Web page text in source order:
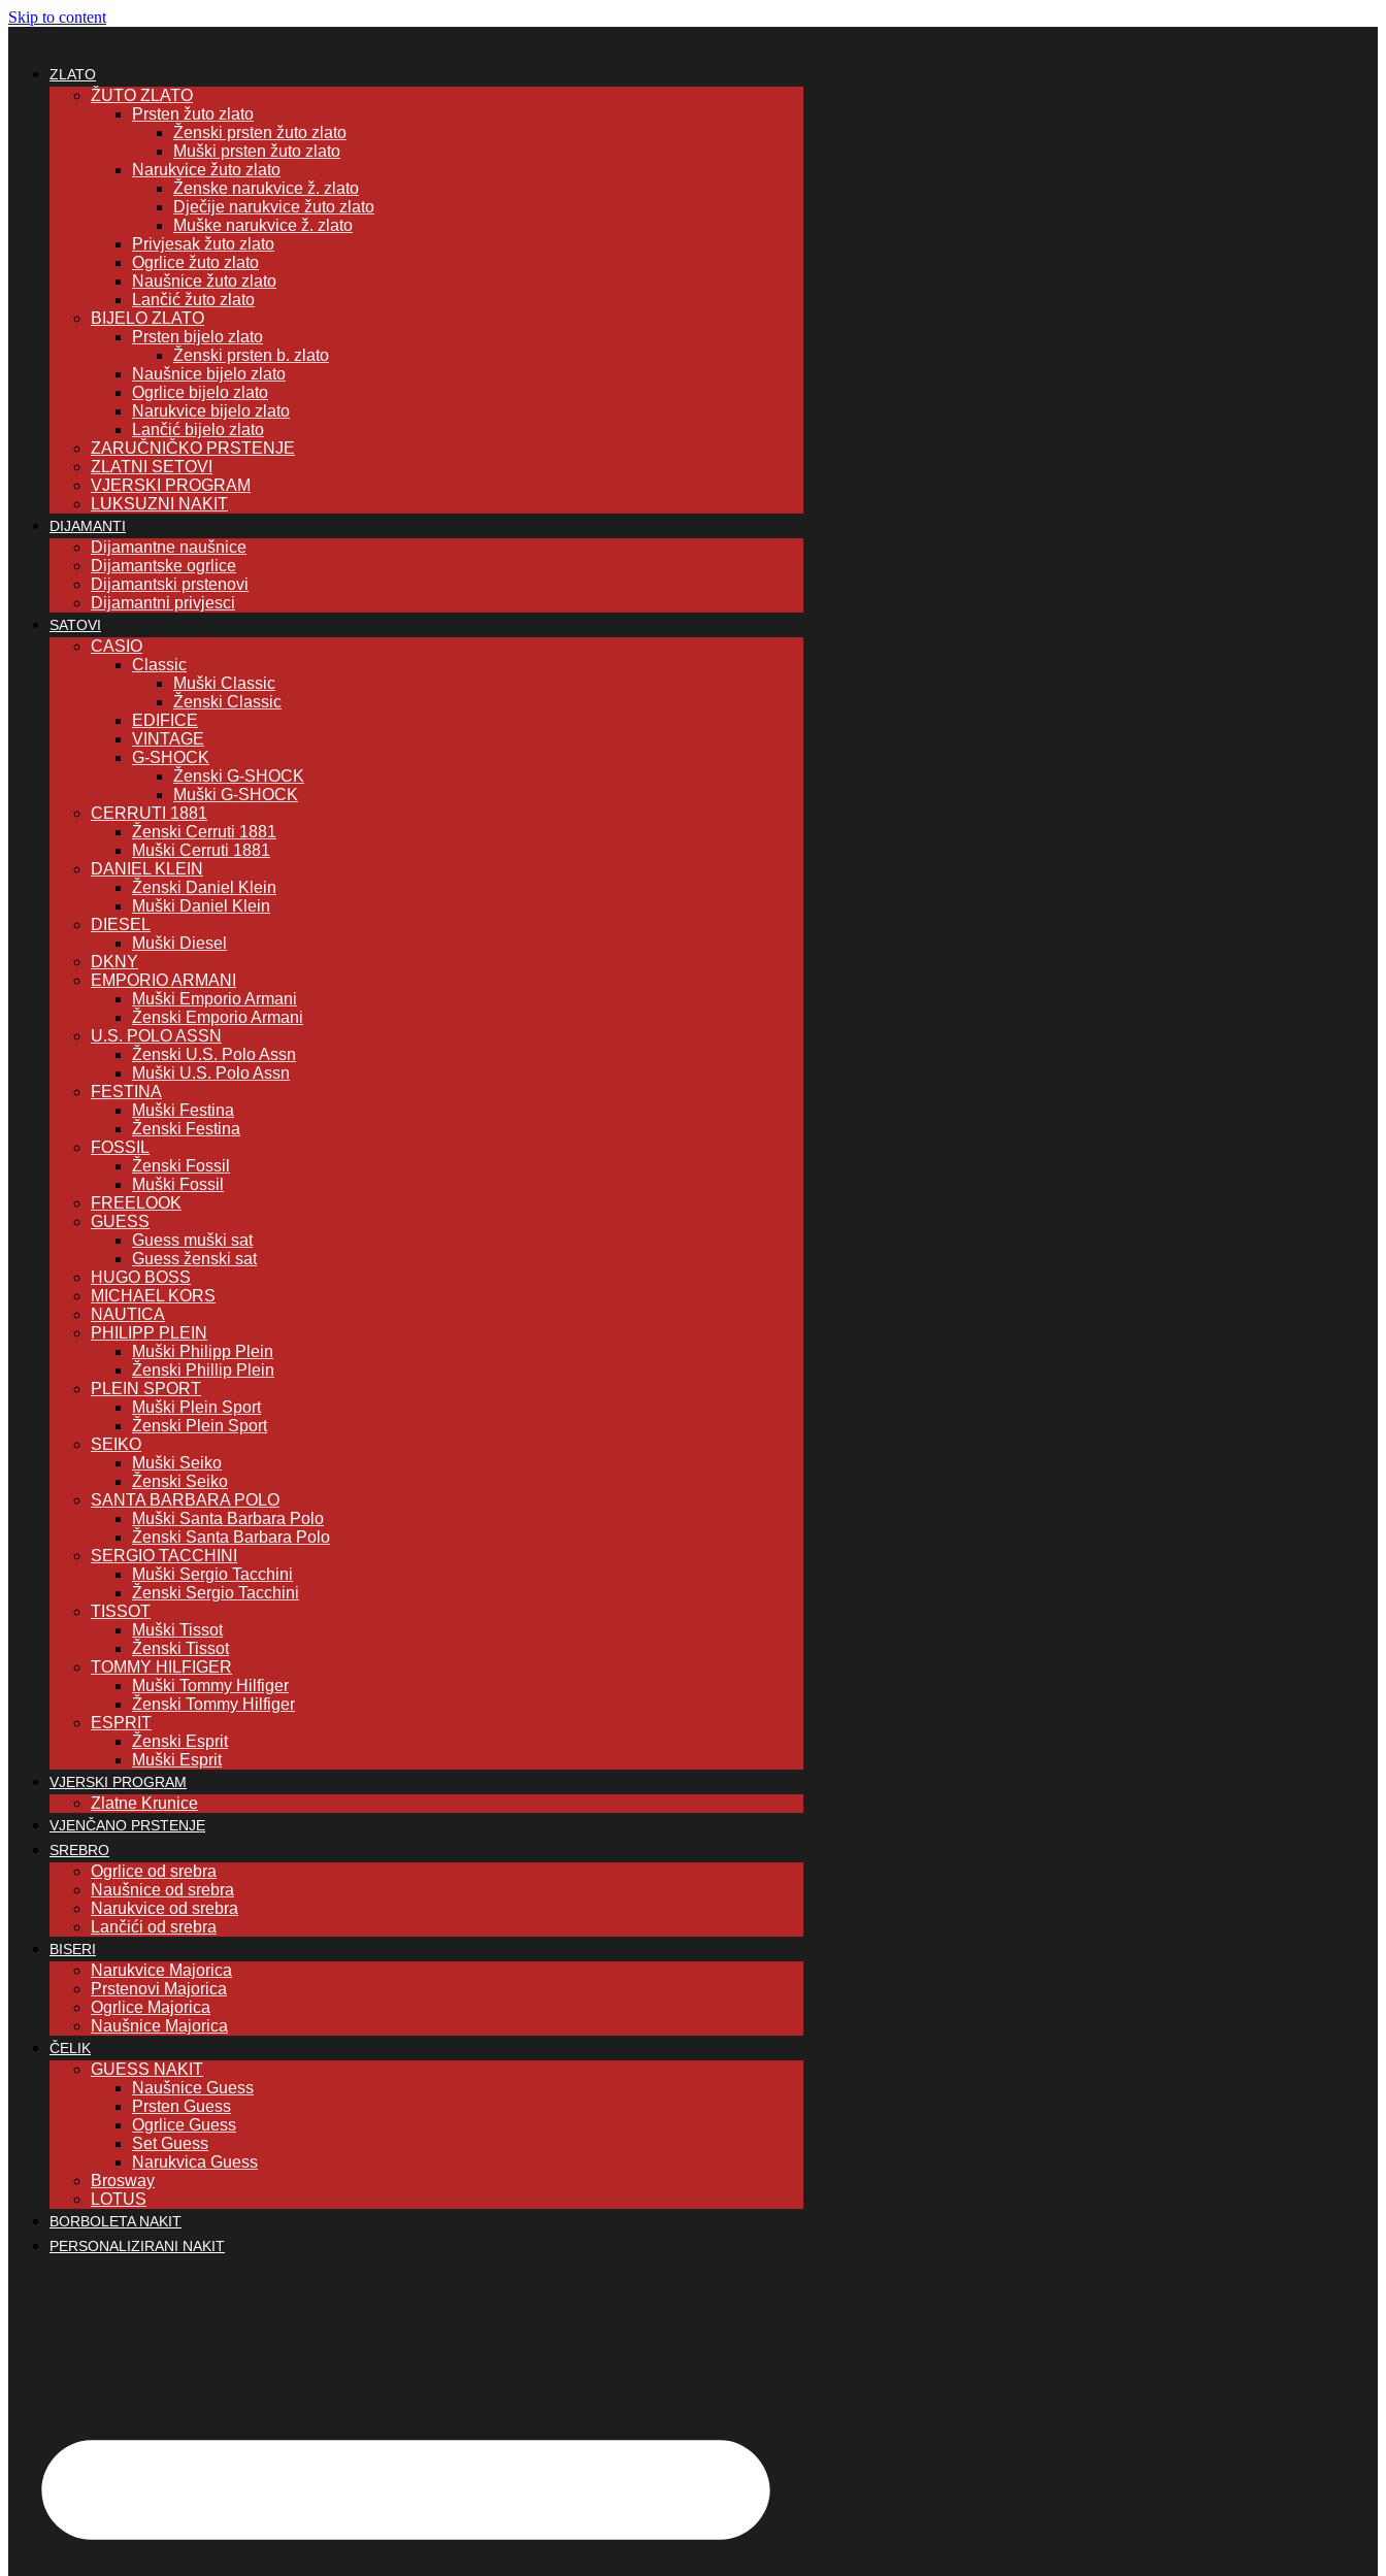
Skip to content
ZLATO
ŽUTO ZLATO
Prsten žuto zlato
Ženski prsten žuto zlato
Muški prsten žuto zlato
Narukvice žuto zlato
Ženske narukvice ž. zlato
Dječije narukvice žuto zlato
Muške narukvice ž. zlato
Privjesak žuto zlato
Ogrlice žuto zlato
Naušnice žuto zlato
Lančić žuto zlato
BIJELO ZLATO
Prsten bijelo zlato
Ženski prsten b. zlato
Naušnice bijelo zlato
Ogrlice bijelo zlato
Narukvice bijelo zlato
Lančić bijelo zlato
ZARUČNIČKO PRSTENJE
ZLATNI SETOVI
VJERSKI PROGRAM
LUKSUZNI NAKIT
DIJAMANTI
Dijamantne naušnice
Dijamantske ogrlice
Dijamantski prstenovi
Dijamantni privjesci
SATOVI
CASIO
Classic
Muški Classic
Ženski Classic
EDIFICE
VINTAGE
G-SHOCK
Ženski G-SHOCK
Muški G-SHOCK
CERRUTI 1881
Ženski Cerruti 1881
Muški Cerruti 1881
DANIEL KLEIN
Ženski Daniel Klein
Muški Daniel Klein
DIESEL
Muški Diesel
DKNY
EMPORIO ARMANI
Muški Emporio Armani
Ženski Emporio Armani
U.S. POLO ASSN
Ženski U.S. Polo Assn
Muški U.S. Polo Assn
FESTINA
Muški Festina
Ženski Festina
FOSSIL
Ženski Fossil
Muški Fossil
FREELOOK
GUESS
Guess muški sat
Guess ženski sat
HUGO BOSS
MICHAEL KORS
NAUTICA
PHILIPP PLEIN
Muški Philipp Plein
Ženski Phillip Plein
PLEIN SPORT
Muški Plein Sport
Ženski Plein Sport
SEIKO
Muški Seiko
Ženski Seiko
SANTA BARBARA POLO
Muški Santa Barbara Polo
Ženski Santa Barbara Polo
SERGIO TACCHINI
Muški Sergio Tacchini
Ženski Sergio Tacchini
TISSOT
Muški Tissot
Ženski Tissot
TOMMY HILFIGER
Muški Tommy Hilfiger
Ženski Tommy Hilfiger
ESPRIT
Ženski Esprit
Muški Esprit
VJERSKI PROGRAM
Zlatne Krunice
VJENČANO PRSTENJE
SREBRO
Ogrlice od srebra
Naušnice od srebra
Narukvice od srebra
Lančići od srebra
BISERI
Narukvice Majorica
Prstenovi Majorica
Ogrlice Majorica
Naušnice Majorica
ČELIK
GUESS NAKIT
Naušnice Guess
Prsten Guess
Ogrlice Guess
Set Guess
Narukvica Guess
Brosway
LOTUS
BORBOLETA NAKIT
PERSONALIZIRANI NAKIT